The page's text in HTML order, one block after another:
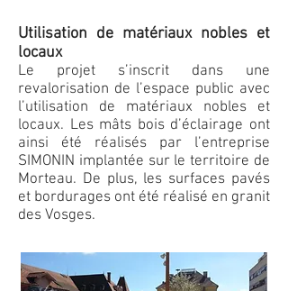
Utilisation de matériaux nobles et
locaux
Le projet s’inscrit dans une
revalorisation de l’espace public avec
l’utilisation de matériaux nobles et
locaux. Les mâts bois d’éclairage ont
ainsi été réalisés par l’entreprise
SIMONIN implantée sur le territoire de
Morteau. De plus, les surfaces pavés
et bordurages ont été réalisé en granit
des Vosges.